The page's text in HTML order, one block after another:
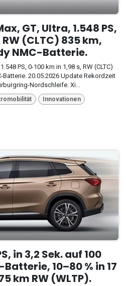
GT, Ultra, 1.548 PS,
(CLTC) 835 km,
NMC-Batterie.
PS, 0-100 km in 1,98 s, RW (CLTC)
Batterie. 20.05.2026 Update Rekordzeit
Nordschleife. Xi...
Innovationen
in 3,2 Sek. auf 100
10–80 % in 17
km RW (WLTP).